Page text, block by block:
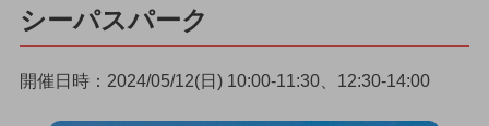
シーパスパーク
開催日時：2024/05/12(日) 10:00-11:30、12:30-14:00